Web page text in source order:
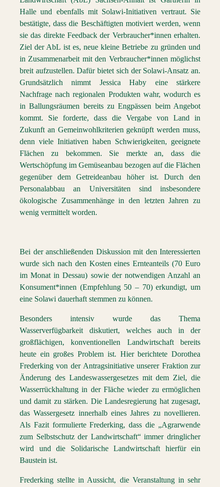
Halle und ebenfalls mit Solawi-Initiativen vertraut. Sie
bestätigte, dass die Beschäftigten motiviert werden, wenn
sie das direkte Feedback der Verbraucher*innen erhalten.
Ziel der AbL ist es, neue kleine Betriebe zu gründen und
in Zusammenarbeit mit den Verbraucher*innen möglichst
breit aufzustellen. Dafür bietet sich der Solawi-Ansatz an.
Grundsätzlich nimmt Jessica Haby eine stärkere
Nachfrage nach regionalen Produkten wahr, wodurch es
in Ballungsräumen bereits zu Engpässen beim Angebot
kommt. Sie forderte, dass die Vergabe von Land in
Zukunft an Gemeinwohlkriterien geknüpft werden muss,
denn viele Initiativen haben Schwierigkeiten, geeignete
Flächen zu bekommen. Sie merkte an, dass die
Wertschöpfung im Gemüseanbau bezogen auf die Flächen
gegenüber dem Getreideanbau höher ist. Durch den
Personalabbau an Universitäten sind insbesondere
ökologische Zusammenhänge in den letzten Jahren zu
wenig vermittelt worden.
Bei der anschließenden Diskussion mit den Interessierten
wurde sich nach den Kosten eines Ernteanteils (70 Euro
im Monat in Dessau) sowie der notwendigen Anzahl an
Konsument*innen (Empfehlung 50 – 70) erkundigt, um
eine Solawi dauerhaft stemmen zu können.
Besonders intensiv wurde das Thema
Wasserverfügbarkeit diskutiert, welches auch in der
großflächigen, konventionellen Landwirtschaft bereits
heute ein großes Problem ist. Hier berichtete Dorothea
Frederking von der Antragsinitiative unserer Fraktion zur
Änderung des Landeswassergesetzesmit dem Ziel, die
Wasserrückhaltung in der Fläche wieder zu ermöglichen
und damit zu stärken. Die Landesregierung hat zugesagt,
das Wassergesetz innerhalb eines Jahres zu novellieren.
Als Fazit formulierte Frederking, dass die „Agrarwende
zum Selbstschutz der Landwirtschaft“ immer dringlicher
wird und die Solidarische Landwirtschaft hierfür ein
Baustein ist.
Frederking stellte in Aussicht, die Veranstaltung in sehr